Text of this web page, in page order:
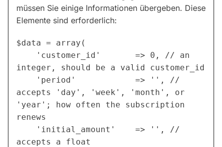
müssen Sie einige Informationen übergeben. Diese
Elemente sind erforderlich:
$data = array(
integer, should be a valid customer_id
accepts 'day', 'week', 'month', or
'year'; how often the subscription
renews
accepts a float